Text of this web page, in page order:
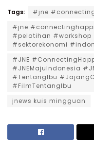
Tags:
#jne
#jne
#pelatihan
#sektorekonomi
#JNE
#JNEMajuIndonesia
#TentangIbu
#FilmTentangIbu
jnews kuis mingguan